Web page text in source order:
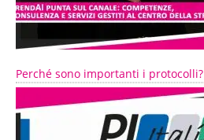
Perché sono importanti i protocolli?